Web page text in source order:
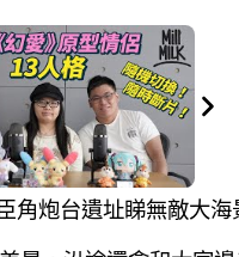
角炮台遺址睇無敵大海